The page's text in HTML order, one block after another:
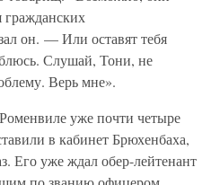
гражданских
он. — Или оставят тебя
Слушай, Тони, не
Верь мне».
уже почти четыре
в кабинет Брюхенбаха,
Его уже ждал обер-лейтенант